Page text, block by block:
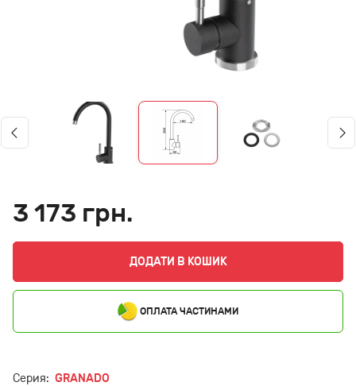
3 173 грн.
ДОДАТИ В КОШИК
ОПЛАТА ЧАСТИНАМИ
Серия: GRANADO